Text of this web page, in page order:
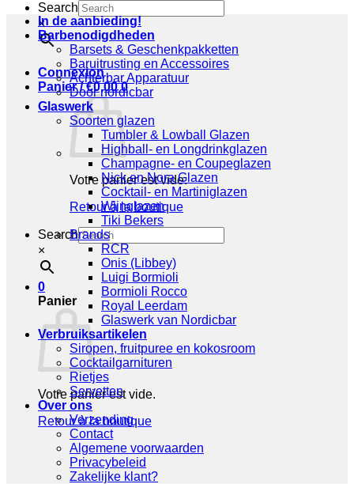
Search
×
Connexion
Panier /€0,00 0
Votre panier est vide.
Retour à la boutique
Search
×
0
Panier
Votre panier est vide.
Retour à la boutique
In de aanbieding!
Barbenodigdheden
Barsets & Geschenkpakketten
Baruitrusting en Accessoires
Achterbar Apparatuur
Door nordicbar
Glaswerk
Soorten glazen
Tumbler & Lowball Glazen
Highball- en Longdrinkglazen
Champagne- en Coupeglazen
Nick en Nora Glazen
Cocktail- en Martiniglazen
Wijnglazen
Tiki Bekers
Brands
RCR
Onis (Libbey)
Luigi Bormioli
Bormioli Rocco
Royal Leerdam
Glaswerk van Nordicbar
Verbruiksartikelen
Siropen, fruitpuree en kokosroom
Cocktailgarnituren
Rietjes
Servetten
Over ons
Verzending
Contact
Algemene voorwaarden
Privacybeleid
Zakelijke klant?